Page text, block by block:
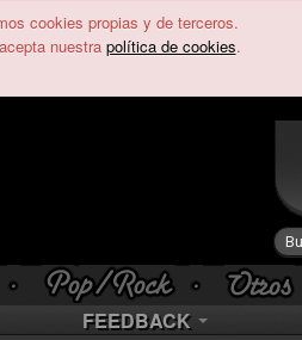
cookies propias y de terceros.
nuestra política de cookies.
FEEDBACK